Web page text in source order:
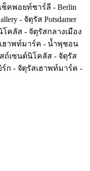
ช็คพอยท์ชาร์ลี - Berlin
- จัตุรัส Potsdamer
คลัส - จัตุรัสกลางเมือง
เฮาพท์มาร์ค - น้ำพุชอน
ถ์เซนต์นิโคลัส - จัตุรัส
ร์ก - จัตุรัสเฮาพท์มาร์ค -